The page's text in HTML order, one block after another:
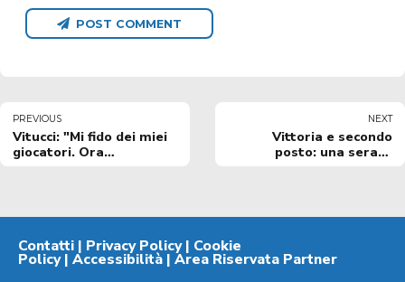
POST COMMENT
PREVIOUS
Vitucci: "Mi fido dei miei
giocatori. Ora
come meritiamo"
NEXT
Vittoria e secondo
posto: una serata
Contatti | Privacy Policy| Cookie
Policy| Accessibilità | Area Riservata Partner